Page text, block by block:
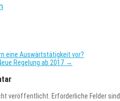
eine Auswärtstätigkeit vor?
Regelung ab 2017 →
veröffentlicht. Erforderliche Felder